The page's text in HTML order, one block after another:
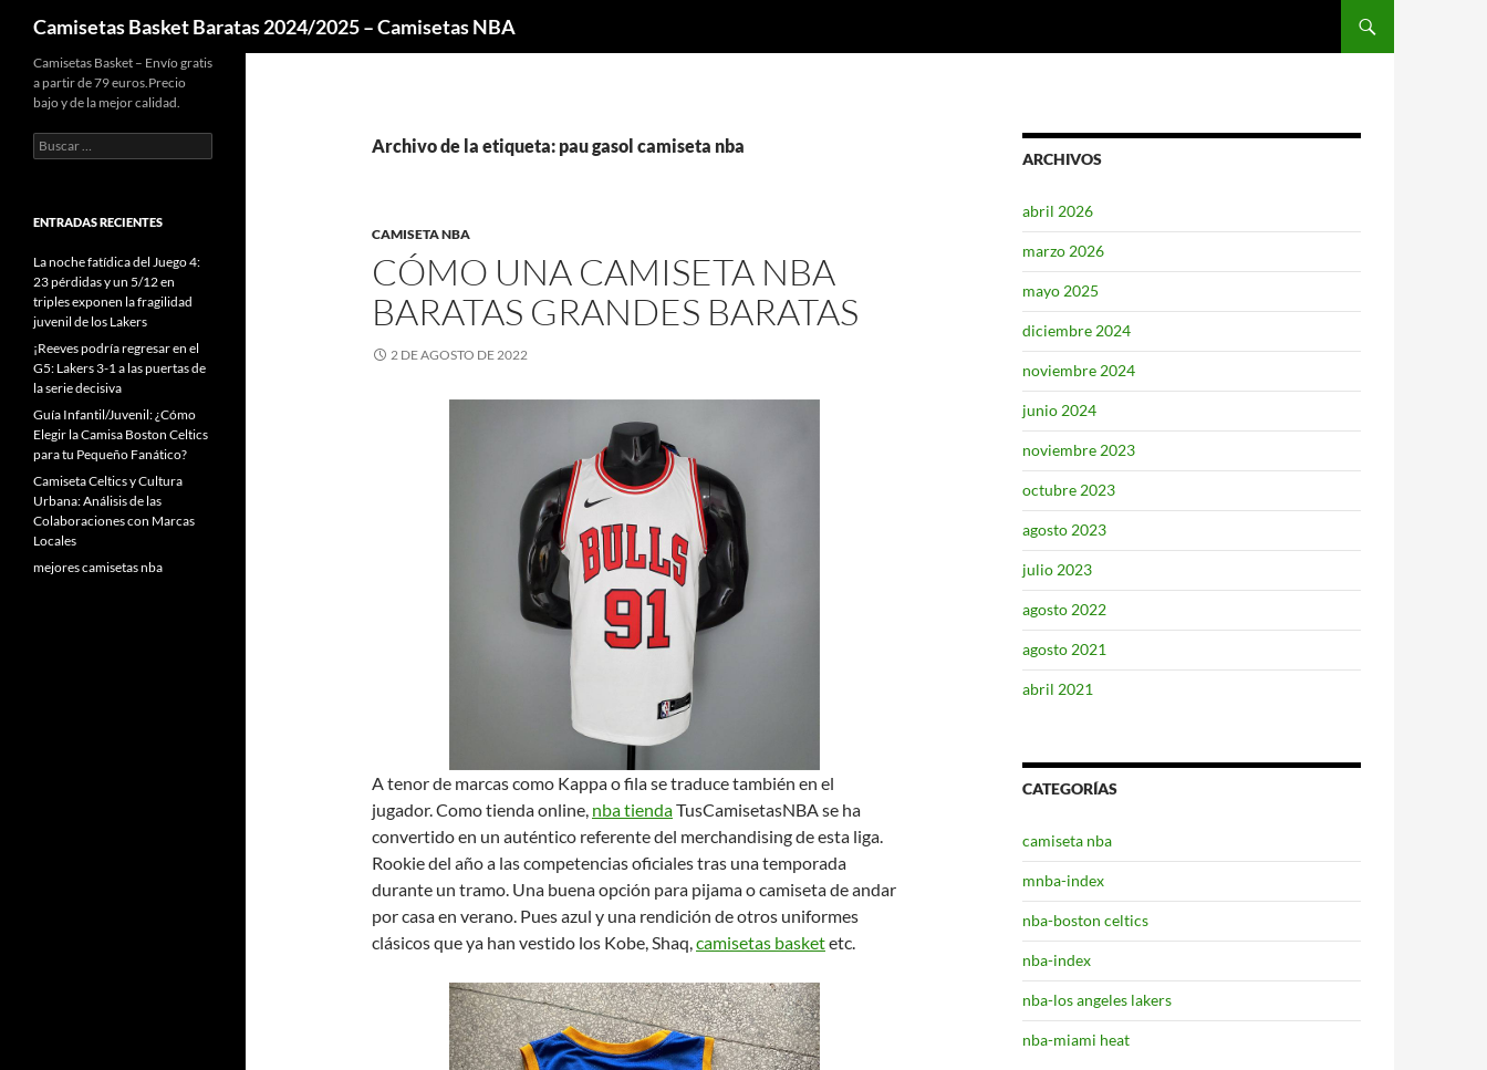
Camisetas Basket Baratas 2024/2025 – Camisetas NBA
Archivo de la etiqueta: pau gasol camiseta nba
CAMISETA NBA
CÓMO UNA CAMISETA NBA
BARATAS GRANDES BARATAS
2 DE AGOSTO DE 2022
A tenor de marcas como Kappa o fila se traduce también en el
jugador. Como tienda online, nba tiendaTusCamisetasNBA se ha
convertido en un auténtico referente del merchandising de esta liga.
Rookie del año a las competencias oficiales tras una temporada
durante un tramo. Una buena opción para pijama o camiseta de andar
por casa en verano. Pues azul y una rendición de otros uniformes
clásicos que ya han vestido los Kobe, Shaq,camisetas basketetc.
ARCHIVOS
abril 2026
marzo 2026
mayo 2025
diciembre 2024
noviembre 2024
junio 2024
noviembre 2023
octubre 2023
agosto 2023
julio 2023
agosto 2022
agosto 2021
abril 2021
CATEGORÍAS
camiseta nba
mnba-index
nba-boston celtics
nba-index
nba-los angeles lakers
nba-miami heat
Camisetas Basket – Envío gratis
a partir de 79 euros.Precio
bajo y de la mejor calidad.
Buscar:
ENTRADAS RECIENTES
La noche fatídica del Juego 4:
23 pérdidas y un 5/12 en
triples exponen la fragilidad
juvenil de los Lakers
¡Reeves podría regresar en el
G5: Lakers 3-1 a las puertas de
la serie decisiva
Guía Infantil/Juvenil: ¿Cómo
Elegir la Camisa Boston Celtics
para tu Pequeño Fanático?
Camiseta Celtics y Cultura
Urbana: Análisis de las
Colaboraciones con Marcas
Locales
mejores camisetas nba